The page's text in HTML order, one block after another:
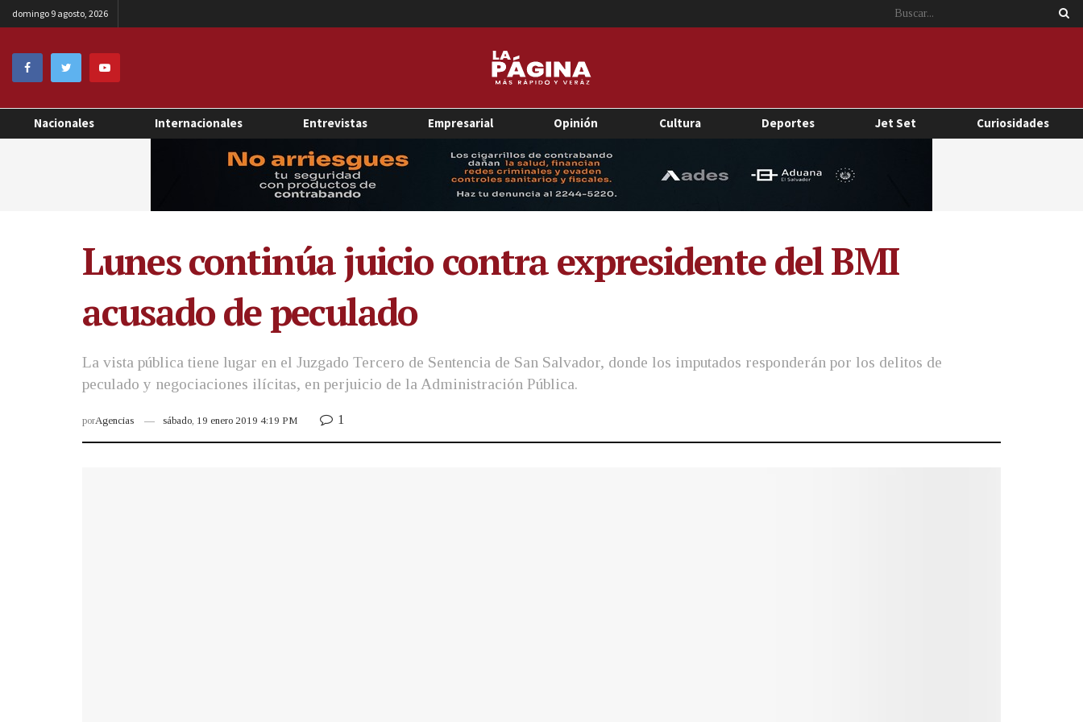
domingo 9 agosto, 2026
Nacionales Internacionales Entrevistas Empresarial Opinión Cultura Deportes Jet Set Curiosidades
Lunes continúa juicio contra expresidente del BMI
acusado de peculado
La vista pública tiene lugar en el Juzgado Tercero de Sentencia de San Salvador, donde los imputados responderán por los delitos de
peculado y negociaciones ilícitas, en perjuicio de la Administración Pública.
porAgencias sábado, 19 enero 2019 4:19 PM 1